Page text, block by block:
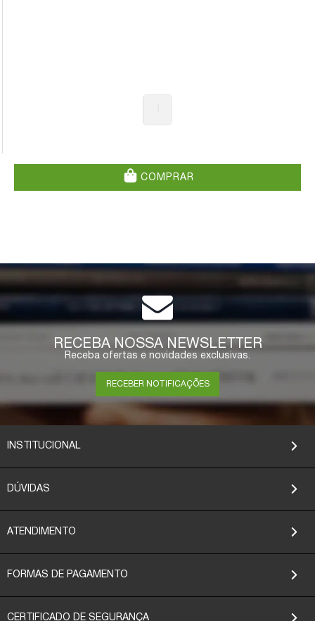
COMPRAR
RECEBA NOSSA NEWSLETTER
Receba ofertas e novidades exclusivas.
RECEBER NOTIFICAÇÕES
INSTITUCIONAL
DÚVIDAS
ATENDIMENTO
FORMAS DE PAGAMENTO
CERTIFICADO DE SEGURANÇA